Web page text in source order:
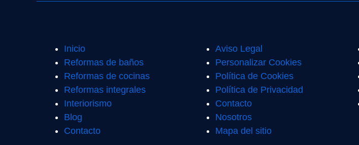
Inicio
Reformas de baños
Reformas de cocinas
Reformas integrales
Interiorismo
Blog
Contacto
Aviso Legal
Personalizar Cookies
Política de Cookies
Política de Privacidad
Contacto
Nosotros
Mapa del sitio